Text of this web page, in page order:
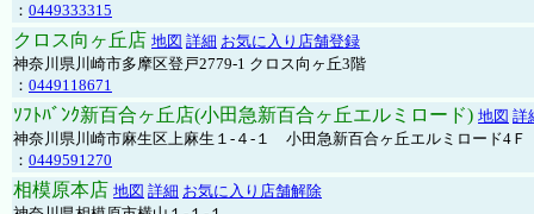
： 0449333315
クロス向ヶ丘店 地図 詳細 お気に入り店舗登録
神奈川県川崎市多摩区登戸2779-1 クロス向ヶ丘3階
： 0449118671
ｿﾌﾄﾊﾞﾝｸ新百合ヶ丘店(小田急新百合ヶ丘エルミロード) 地図 詳
神奈川県川崎市麻生区上麻生１-４-１ 小田急新百合ヶ丘エルミロード4Ｆ
： 0449591270
相模原本店 地図 詳細 お気に入り店舗解除